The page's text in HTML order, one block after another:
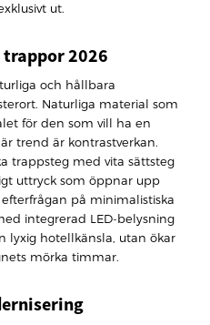
ut.
2026
och hållbara
Naturliga material som
för den som vill ha en
trend är kontrastverkan.
trappsteg med vita sättsteg
uttryck som öppnar upp
på minimalistiska
integrerad LED-belysning
lyxig hotellkänsla, utan ökar
mörka timmar.